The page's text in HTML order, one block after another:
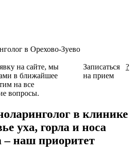
в Орехово-Зуево
на сайте, мы
в ближайшее
на все
вопросы.
Записаться
на прием
?
в клинике
уха, горла и носа
– наш приоритет